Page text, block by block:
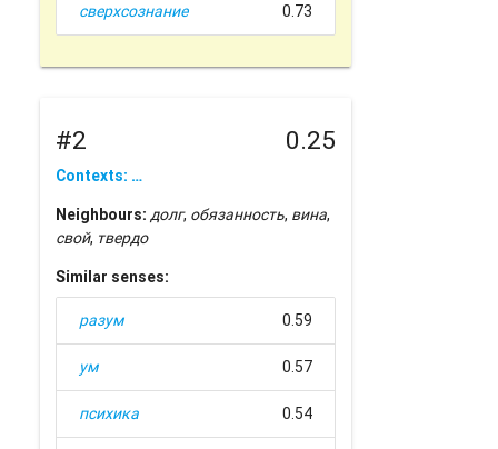
сверхсознание 0.73
#2 0.25
Contexts: …
Neighbours: долг, обязанность, вина,
свой, твердо
Similar senses:
разум 0.59
ум 0.57
психика 0.54